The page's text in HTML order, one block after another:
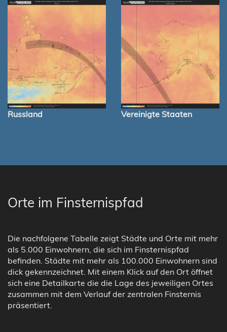
Russland Vereinigte Staaten
Orte im Finsternispfad
Die nachfolgene Tabelle zeigt Städte und Orte mit mehr
als 5.000 Einwohnern, die sich im Finsternispfad
befinden. Städte mit mehr als 100.000 Einwohnern sind
dick gekennzeichnet. Mit einem Klick auf den Ort öffnet
sich eine Detailkarte die die Lage des jeweiligen Ortes
zusammen mit dem Verlauf der zentralen Finsternis
präsentiert.